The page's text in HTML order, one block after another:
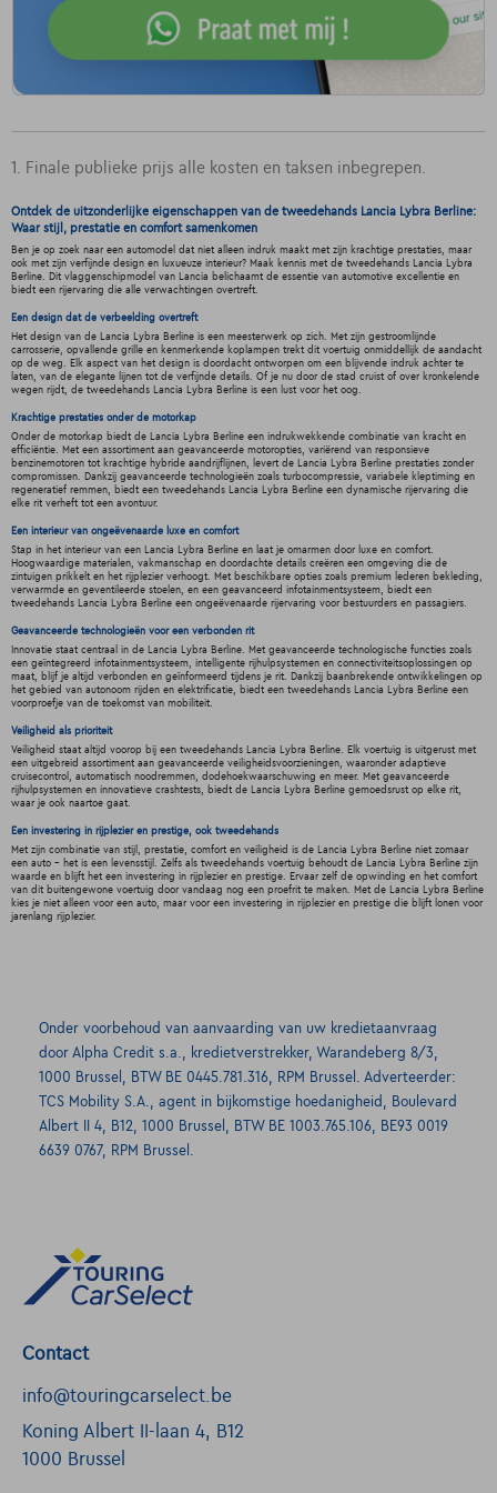
1. Finale publieke prijs alle kosten en taksen inbegrepen.
Ontdek de uitzonderlijke eigenschappen van de tweedehands Lancia Lybra Berline:
Waar stijl, prestatie en comfort samenkomen
Ben je op zoek naar een automodel dat niet alleen indruk maakt met zijn krachtige prestaties, maar
ook met zijn verfijnde design en luxueuze interieur? Maak kennis met de tweedehands Lancia Lybra
Berline. Dit vlaggenschipmodel van Lancia belichaamt de essentie van automotive excellentie en
biedt een rijervaring die alle verwachtingen overtreft.
Een design dat de verbeelding overtreft
Het design van de Lancia Lybra Berline is een meesterwerk op zich. Met zijn gestroomlijnde
carrosserie, opvallende grille en kenmerkende koplampen trekt dit voertuig onmiddellijk de aandacht
op de weg. Elk aspect van het design is doordacht ontworpen om een blijvende indruk achter te
laten, van de elegante lijnen tot de verfijnde details. Of je nu door de stad cruist of over kronkelende
wegen rijdt, de tweedehands Lancia Lybra Berline is een lust voor het oog.
Krachtige prestaties onder de motorkap
Onder de motorkap biedt de Lancia Lybra Berline een indrukwekkende combinatie van kracht en
efficiëntie. Met een assortiment aan geavanceerde motoropties, variërend van responsieve
benzinemotoren tot krachtige hybride aandrijflijnen, levert de Lancia Lybra Berline prestaties zonder
compromissen. Dankzij geavanceerde technologieën zoals turbocompressie, variabele kleptiming en
regeneratief remmen, biedt een tweedehands Lancia Lybra Berline een dynamische rijervaring die
elke rit verheft tot een avontuur.
Een interieur van ongeëvenaarde luxe en comfort
Stap in het interieur van een Lancia Lybra Berline en laat je omarmen door luxe en comfort.
Hoogwaardige materialen, vakmanschap en doordachte details creëren een omgeving die de
zintuigen prikkelt en het rijplezier verhoogt. Met beschikbare opties zoals premium lederen bekleding,
verwarmde en geventileerde stoelen, en een geavanceerd infotainmentsysteem, biedt een
tweedehands Lancia Lybra Berline een ongeëvenaarde rijervaring voor bestuurders en passagiers.
Geavanceerde technologieën voor een verbonden rit
Innovatie staat centraal in de Lancia Lybra Berline. Met geavanceerde technologische functies zoals
een geïntegreerd infotainmentsysteem, intelligente rijhulpsystemen en connectiviteitsoplossingen op
maat, blijf je altijd verbonden en geïnformeerd tijdens je rit. Dankzij baanbrekende ontwikkelingen op
het gebied van autonoom rijden en elektrificatie, biedt een tweedehands Lancia Lybra Berline een
voorproefje van de toekomst van mobiliteit.
Veiligheid als prioriteit
Veiligheid staat altijd voorop bij een tweedehands Lancia Lybra Berline. Elk voertuig is uitgerust met
een uitgebreid assortiment aan geavanceerde veiligheidsvoorzieningen, waaronder adaptieve
cruisecontrol, automatisch noodremmen, dodehoekwaarschuwing en meer. Met geavanceerde
rijhulpsystemen en innovatieve crashtests, biedt de Lancia Lybra Berline gemoedsrust op elke rit,
waar je ook naartoe gaat.
Een investering in rijplezier en prestige, ook tweedehands
Met zijn combinatie van stijl, prestatie, comfort en veiligheid is de Lancia Lybra Berline niet zomaar
een auto - het is een levensstijl. Zelfs als tweedehands voertuig behoudt de Lancia Lybra Berline zijn
waarde en blijft het een investering in rijplezier en prestige. Ervaar zelf de opwinding en het comfort
van dit buitengewone voertuig door vandaag nog een proefrit te maken. Met de Lancia Lybra Berline
kies je niet alleen voor een auto, maar voor een investering in rijplezier en prestige die blijft lonen voor
jarenlang rijplezier.
Onder voorbehoud van aanvaarding van uw kredietaanvraag
door Alpha Credit s.a., kredietverstrekker, Warandeberg 8/3,
1000 Brussel, BTW BE 0445.781.316, RPM Brussel. Adverteerder:
TCS Mobility S.A., agent in bijkomstige hoedanigheid, Boulevard
Albert II 4, B12, 1000 Brussel, BTW BE 1003.765.106, BE93 0019
6639 0767, RPM Brussel.
Contact
info@touringcarselect.be
Koning Albert II-laan 4, B12
1000 Brussel